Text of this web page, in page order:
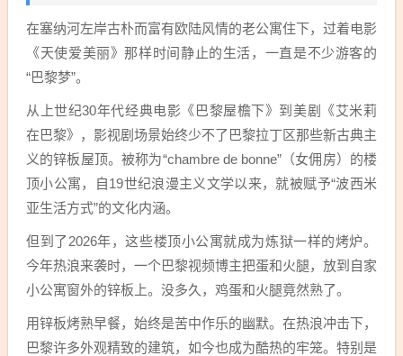
在塞纳河左岸古朴而富有欧陆风情的老公寓住下，过着电影
《天使爱美丽》那样时间静止的生活，一直是不少游客的
“巴黎梦”。
从上世纪30年代经典电影《巴黎屋檐下》到美剧《艾米莉
在巴黎》，影视剧场景始终少不了巴黎拉丁区那些新古典主
义的锌板屋顶。被称为“chambre de bonne”（女佣房）的楼
顶小公寓，自19世纪浪漫主义文学以来，就被赋予“波西米
亚生活方式”的文化内涵。
但到了2026年，这些楼顶小公寓就成为炼狱一样的烤炉。
今年热浪来袭时，一个巴黎视频博主把蛋和火腿，放到自家
小公寓窗外的锌板上。没多久，鸡蛋和火腿竟然熟了。
用锌板烤熟早餐，始终是苦中作乐的幽默。在热浪冲击下，
巴黎许多外观精致的建筑，如今也成为酷热的牢笼。特别是